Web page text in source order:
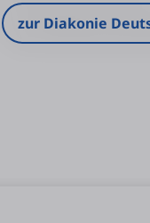
zur Diakonie